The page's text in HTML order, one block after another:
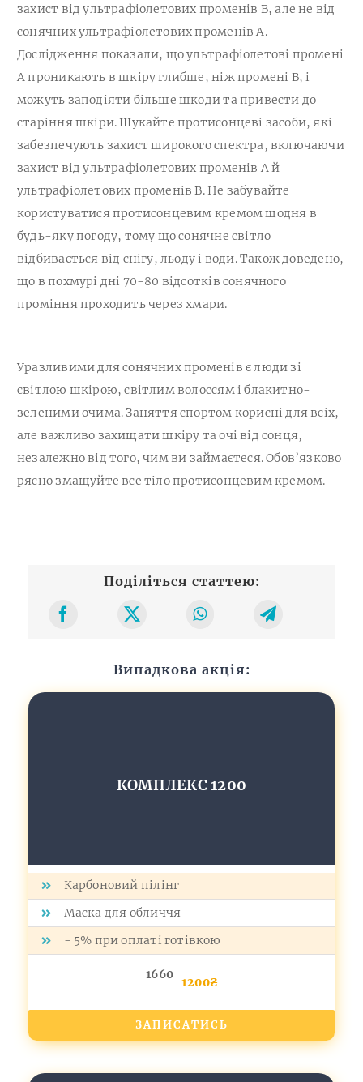
захист від ультрафіолетових променів B, але не від
сонячних ультрафіолетових променів A.
Дослідження показали, що ультрафіолетові промені
А проникають в шкіру глибше, ніж промені В, і
можуть заподіяти більше шкоди та привести до
старіння шкіри. Шукайте протисонцеві засоби, які
забезпечують захист широкого спектра, включаючи
захист від ультрафіолетових променів А й
ультрафіолетових променів В. Не забувайте
користуватися протисонцевим кремом щодня в
будь-яку погоду, тому що сонячне світло
відбивається від снігу, льоду і води. Також доведено,
що в похмурі дні 70-80 відсотків сонячного
проміння проходить через хмари.
Уразливими для сонячних променів є люди зі
світлою шкірою, світлим волоссям і блакитно-
зеленими очима. Заняття спортом корисні для всіх,
але важливо захищати шкіру та очі від сонця,
незалежно від того, чим ви займаєтеся. Обов’язково
рясно змащуйте все тіло протисонцевим кремом.
Поділіться статтею:
Випадкова акція:
КОМПЛЕКС 1200
Карбоновий пілінг
Маска для обличчя
- 5% при оплаті готівкою
1660
1200₴
ЗАПИСАТИСЬ